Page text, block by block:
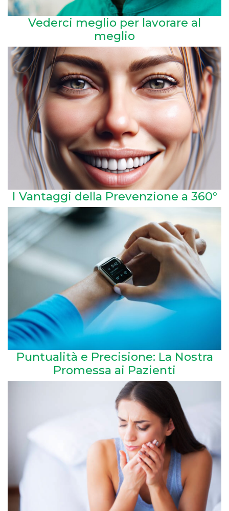
Vederci meglio per lavorare al
meglio
I Vantaggi della Prevenzione a 360°
Puntualità e Precisione: La Nostra
Promessa ai Pazienti